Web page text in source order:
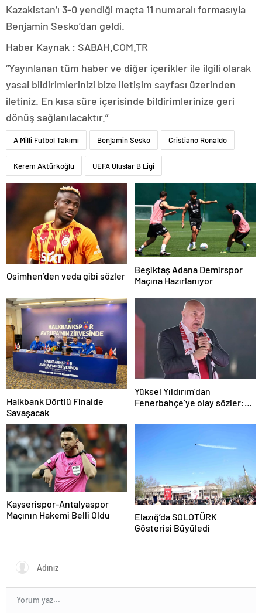
Kazakistan’ı 3-0 yendiği maçta 11 numaralı formasıyla
Benjamin Sesko’dan geldi.
Haber Kaynak : SABAH.COM.TR
“Yayınlanan tüm haber ve diğer içerikler ile ilgili olarak
yasal bildirimlerinizi bize iletişim sayfası üzerinden
iletiniz. En kısa süre içerisinde bildirimlerinize geri
dönüş sağlanılacaktır.”
A Milli Futbol Takımı Benjamin Sesko Cristiano Ronaldo
Kerem Aktürkoğlu UEFA Uluslar B Ligi
Osimhen’den veda gibi sözler
Beşiktaş Adana Demirspor
Maçına Hazırlanıyor
Halkbank Dörtlü Finalde
Savaşacak
Yüksel Yıldırım’dan
Fenerbahçe’ye olay sözler:
Kayserispor-Antalyaspor
Maçının Hakemi Belli Oldu
Elazığ’da SOLOTÜRK
Gösterisi Büyüledi